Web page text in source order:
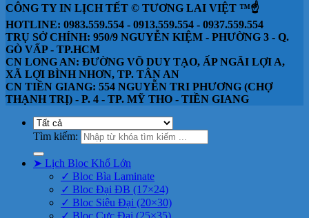
CÔNG TY IN LỊCH TẾT © TƯƠNG LAI VIỆT ™☝️
HOTLINE: 0983.559.554 - 0913.559.554 - 0937.559.554
TRỤ SỞ CHÍNH: 950/9 NGUYỄN KIỆM - PHƯỜNG 3 - Q.
GÒ VẤP - TP.HCM
CN LONG AN: ĐƯỜNG VÕ DUY TẠO, ẤP NGÃI LỢI A,
XÃ LỢI BÌNH NHƠN, TP. TÂN AN
CN TIỀN GIANG: 554 NGUYỄN TRI PHƯƠNG (CHỢ
THẠNH TRỊ) - P. 4 - TP. MỸ THO - TIỀN GIANG
Tìm kiếm:
➤ Lịch Bloc Khổ Lớn
✓ Bloc Bìa Laminate
✓ Bloc Đại ĐB (17×24)
✓ Bloc Siêu Đại (20×30)
✓ Bloc Cực Đại (25×35)